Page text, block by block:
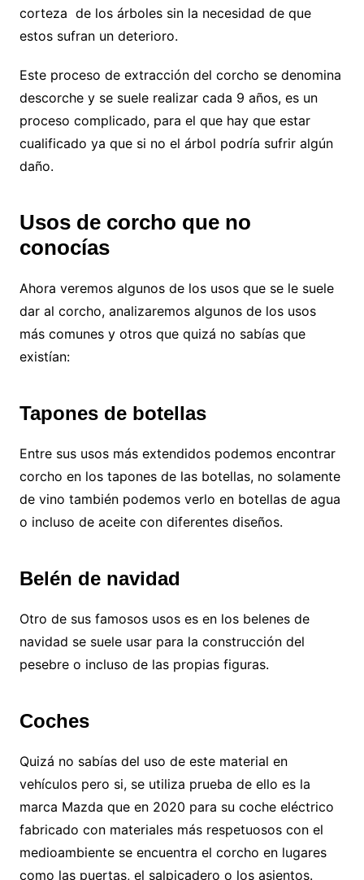
corteza de los árboles sin la necesidad de que
estos sufran un deterioro.
Este proceso de extracción del corcho se denomina
descorche y se suele realizar cada 9 años, es un
proceso complicado, para el que hay que estar
cualificado ya que si no el árbol podría sufrir algún
daño.
Usos de corcho que no
conocías
Ahora veremos algunos de los usos que se le suele
dar al corcho, analizaremos algunos de los usos
más comunes y otros que quizá no sabías que
existían:
Tapones de botellas
Entre sus usos más extendidos podemos encontrar
corcho en los tapones de las botellas, no solamente
de vino también podemos verlo en botellas de agua
o incluso de aceite con diferentes diseños.
Belén de navidad
Otro de sus famosos usos es en los belenes de
navidad se suele usar para la construcción del
pesebre o incluso de las propias figuras.
Coches
Quizá no sabías del uso de este material en
vehículos pero si, se utiliza prueba de ello es la
marca Mazda que en 2020 para su coche eléctrico
fabricado con materiales más respetuosos con el
medioambiente se encuentra el corcho en lugares
como las puertas, el salpicadero o los asientos.